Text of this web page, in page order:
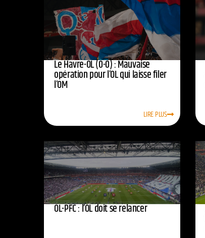
Le Havre-OL (0-0) : Mauvaise
opération pour l’OL qui laisse filer
l’OM
LIRE PLUS
OL-PFC : l’OL doit se relancer